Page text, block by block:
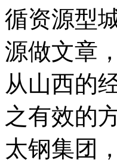
循资源型
源做文章
从山西的
之有效的
太钢集团